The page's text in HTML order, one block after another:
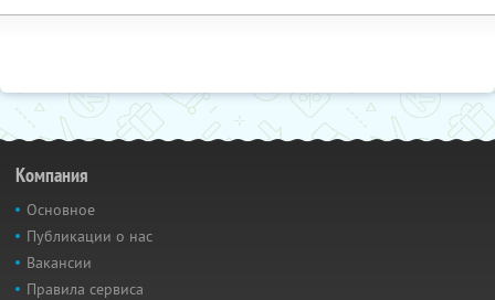
Компания
Основное
Публикации о нас
Вакансии
Правила сервиса